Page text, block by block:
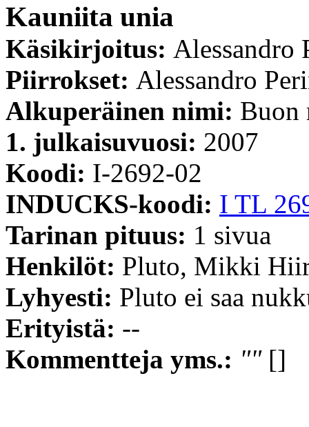
Kauniita unia
Käsikirjoitus: Alessandro
Piirrokset: Alessandro
Alkuperäinen nimi: Buon
1. julkaisuvuosi: 2007
Koodi: I-2692-02
INDUCKS-koodi: I TL
Tarinan pituus: 1 sivua
Henkilöt: Pluto, Mikki
Lyhyesti: Pluto ei saa
Erityistä: --
Kommentteja yms.: ""[]